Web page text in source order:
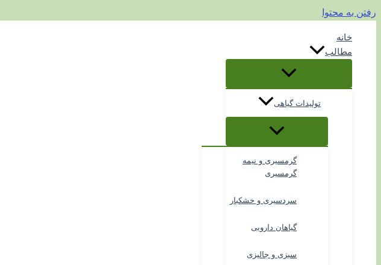
رفتن به محتوا
خانه
مطالب
تولیدات گیاهی
گرمسیری و نیمه
گرمسیری
سردسیری و خشکبار
گیاهان دارویی
سبزی و جالیزی